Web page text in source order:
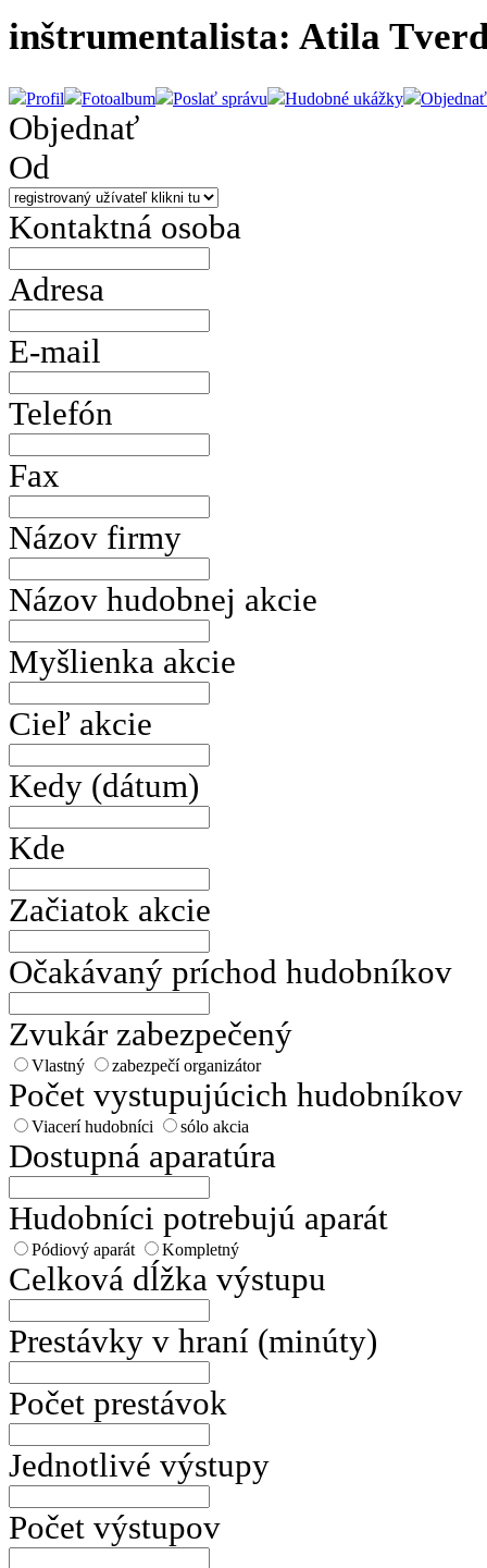
inštrumentalista: Atila
Profil Fotoalbum Poslať správu Hudobné ukážky Objednať
Objednať
Od
Kontaktná osoba
Adresa
E-mail
Telefón
Fax
Názov firmy
Názov hudobnej akcie
Myšlienka akcie
Cieľ akcie
Kedy (dátum)
Kde
Začiatok akcie
Očakávaný príchod hudobníkov
Zvukár zabezpečený
Vlastný zabezpečí organizátor
Počet vystupujúcich hudobníkov
Viacerí hudobníci sólo akcia
Dostupná aparatúra
Hudobníci potrebujú aparát
Pódiový aparát Kompletný
Celková dĺžka výstupu
Prestávky v hraní (minúty)
Počet prestávok
Jednotlivé výstupy
Počet výstupov